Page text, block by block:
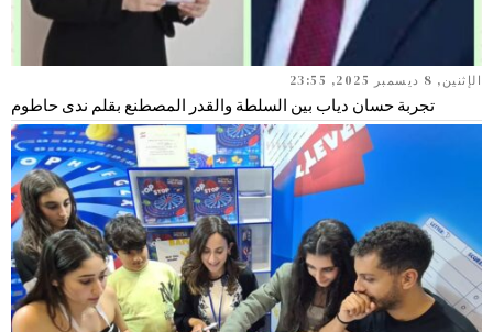
الإثنين, 8 ديسمبر 2025, 23:55
تجربة حسان دياب بين السلطة والقدر المصطنع بقلم ندى حاطوم